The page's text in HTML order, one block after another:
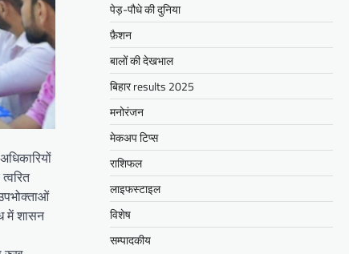
में शासन
पेड़-पौधे की दुनिया
फ़ैशन
बालों की देखभाल
बिहार results 2025
मनोरंजन
मेकअप टिप्स
राशिफल
लाइफस्टाइल
विशेष
सम्पादकीय